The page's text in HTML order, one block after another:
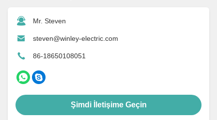
Mr. Steven
steven@winley-electric.com
86-18650108051
Şimdi İletişime Geçin